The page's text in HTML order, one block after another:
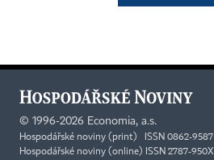
© 1996-2026 Economia, a.s.
Hospodářské noviny (print) ISSN 0862-9587
Hospodářské noviny (online) ISSN 2787-950X